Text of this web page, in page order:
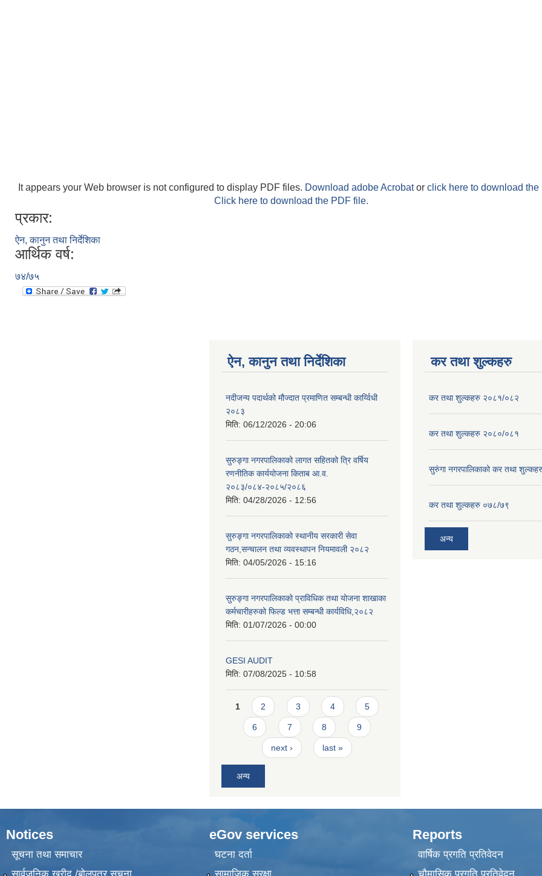
It appears your Web browser is not configured to display PDF files. Download adobe Acrobator click here to download the
Click here to download the PDF file.
प्रकार:
ऐन, कानुन तथा निर्देशिका
आर्थिक वर्ष:
७४/७५
ऐन, कानुन तथा निर्देशिका
नदीजन्य पदार्थको मौज्दात प्रमाणित सम्बन्धी कार्य्विधी
२०८३
मिति: 06/12/2026 - 20:06
सुरुङ्गा नगरपालिकाको लागत सहितको त्रि वर्षिय
रणनीतिक कार्ययोजना किताब आ.व.
२०८३/०८४-२०८५/२०८६
मिति: 04/28/2026 - 12:56
सुरुङ्गा नगरपालिकाको स्थानीय सरकारी सेवा
गठन,सन्चालन तथा व्यवस्थापन नियमावली २०८२
मिति: 04/05/2026 - 15:16
सुरुङ्गा नगरपालिकाको प्राविधिक तथा योजना शाखाका
कर्मचारीहरुको फिल्ड भत्ता सम्बन्धी कार्यविधि,२०८२
मिति: 01/07/2026 - 00:00
GESI AUDIT
मिति: 07/08/2025 - 10:58
Pages
1 2 3 4 5
6 7 8 9
next › last »
अन्य
कर तथा शुल्कहरु
कर तथा शुल्कहरु २०८१/०८२
कर तथा शुल्कहरु २०८०/०८१
सुरुंगा नगरपालिकाको कर तथा
कर तथा शुल्कहरु ०७८/७९
अन्य
Notices
सूचना तथा समाचार
सार्वजनिक खरीद /बोलपत्र सूचना
eGov services
घटना दर्ता
सामाजिक सुरक्षा
Reports
वार्षिक प्रगति प्रतिवेदन
चौमासिक प्रगति प्रतिवेदन